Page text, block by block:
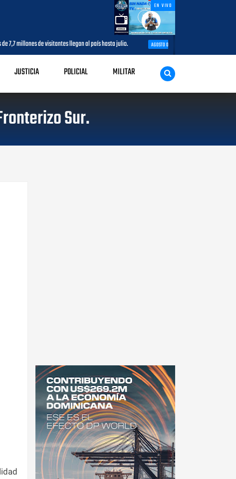
EN VIVO
hasta julio. AGOSTO 05, 2026 SNTP Santo Domingo Oeste agradece al MAP e
JUSTICIA POLICIAL MILITAR
Sur.